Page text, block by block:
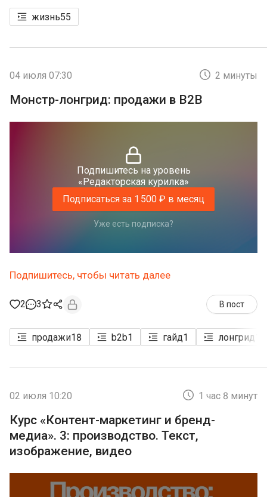
жизнь55
04 июля 07:30 2 минуты
Монстр-лонгрид: продажи в B2B
Подпишитесь на уровень
«Редакторская курилка»
Подписаться за 1 500 ₽ в месяц
Уже есть подписка?
Подпишитесь, чтобы читать далее
2 3 В пост
продажи18 b2b1 гайд1 лонгрид
02 июля 10:20 1 час 8 минут
Курс «Контент-маркетинг и бренд-
медиа». 3: производство. Текст,
изображение, видео